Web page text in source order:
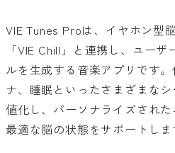
VIE Tunes Proは、イヤホン型
「VIE Chill」と連携し、ユー
ルを生成する音楽アプリです
ナ、睡眠といったさまざまな
値化し、パーソナライズされ
最適な脳の状態をサポートしま